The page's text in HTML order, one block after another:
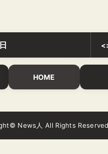
HOME
News人 All Rights